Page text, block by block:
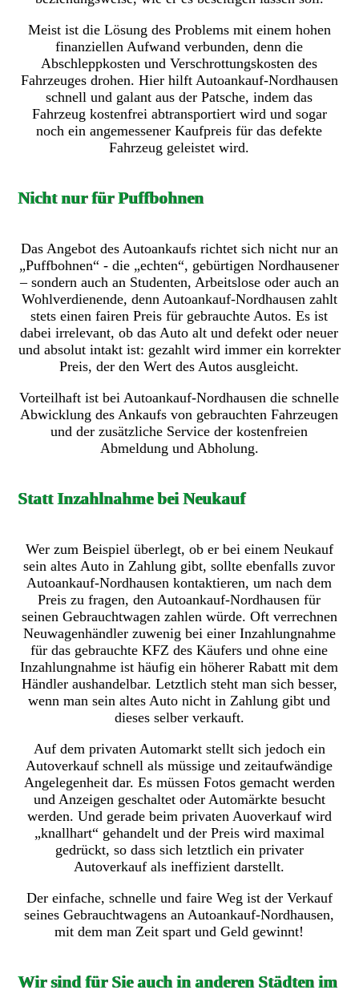
Meist ist die Lösung des Problems mit einem hohen
finanziellen Aufwand verbunden, denn die
Abschleppkosten und Verschrottungskosten des
Fahrzeuges drohen. Hier hilft Autoankauf-Nordhausen
schnell und galant aus der Patsche, indem das
Fahrzeug kostenfrei abtransportiert wird und sogar
noch ein angemessener Kaufpreis für das defekte
Fahrzeug geleistet wird.
Nicht nur für Puffbohnen
Das Angebot des Autoankaufs richtet sich nicht nur an
„Puffbohnen“ - die „echten“, gebürtigen Nordhausener
– sondern auch an Studenten, Arbeitslose oder auch an
Wohlverdienende, denn Autoankauf-Nordhausen zahlt
stets einen fairen Preis für gebrauchte Autos. Es ist
dabei irrelevant, ob das Auto alt und defekt oder neuer
und absolut intakt ist: gezahlt wird immer ein korrekter
Preis, der den Wert des Autos ausgleicht.
Vorteilhaft ist bei Autoankauf-Nordhausen die schnelle
Abwicklung des Ankaufs von gebrauchten Fahrzeugen
und der zusätzliche Service der kostenfreien
Abmeldung und Abholung.
Statt Inzahlnahme bei Neukauf
Wer zum Beispiel überlegt, ob er bei einem Neukauf
sein altes Auto in Zahlung gibt, sollte ebenfalls zuvor
Autoankauf-Nordhausen kontaktieren, um nach dem
Preis zu fragen, den Autoankauf-Nordhausen für
seinen Gebrauchtwagen zahlen würde. Oft verrechnen
Neuwagenhändler zuwenig bei einer Inzahlungnahme
für das gebrauchte KFZ des Käufers und ohne eine
Inzahlungnahme ist häufig ein höherer Rabatt mit dem
Händler aushandelbar. Letztlich steht man sich besser,
wenn man sein altes Auto nicht in Zahlung gibt und
dieses selber verkauft.
Auf dem privaten Automarkt stellt sich jedoch ein
Autoverkauf schnell als müssige und zeitaufwändige
Angelegenheit dar. Es müssen Fotos gemacht werden
und Anzeigen geschaltet oder Automärkte besucht
werden. Und gerade beim privaten Auoverkauf wird
„knallhart“ gehandelt und der Preis wird maximal
gedrückt, so dass sich letztlich ein privater
Autoverkauf als ineffizient darstellt.
Der einfache, schnelle und faire Weg ist der Verkauf
seines Gebrauchtwagens an Autoankauf-Nordhausen,
mit dem man Zeit spart und Geld gewinnt!
Wir sind für Sie auch in anderen Städten im